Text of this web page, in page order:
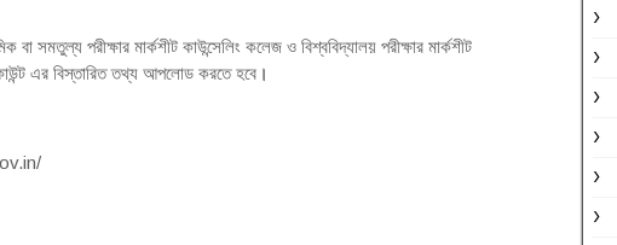
পরীক্ষার মার্কশীট কাউন্সেলিং কলেজ ও বিশ্ববিদ্যালয় পরীক্ষার মার্কশীট
এর বিস্তারিত তথ্য আপলোড করতে হবে।